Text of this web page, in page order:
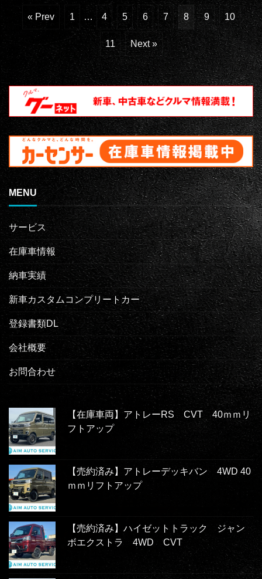
« Prev 1 … 4 5 6 7 8 9 10
11 Next »
MENU
サービス
在庫車情報
納車実績
新車カスタムコンプリートカー
登録書類DL
会社概要
お問合わせ
【在庫車両】アトレーRS CVT 40ｍｍリ
フトアップ
【売約済み】アトレーデッキバン 4WD 40
ｍｍリフトアップ
【売約済み】ハイゼットトラック ジャン
ボエクストラ 4WD CVT